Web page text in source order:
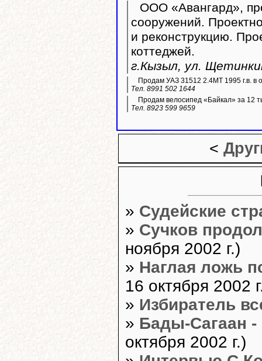
ООО «Авангард»,
сооружений.
и реконструкцию.
коттеджей.
г.Кызыл, ул.
Продам УАЗ 31512 2.4МТ 1995 г.в. в
Тел. 8991 502 1644
Продам велосипед «Байкал» за 12
Тел. 8923 599 9659
<
» Судейские
» Сучков
ноября 2002 г.)
» Наглая ложь
16 октября 2002
» Избиратель
» Бады-Сагаан
октября 2002 г.)